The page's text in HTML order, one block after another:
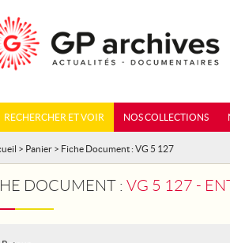
RECHERCHER ET VOIR NOS COLLECTIONS
> Panier > Fiche Document : VG 5 127
DOCUMENT : VG 5 127 -